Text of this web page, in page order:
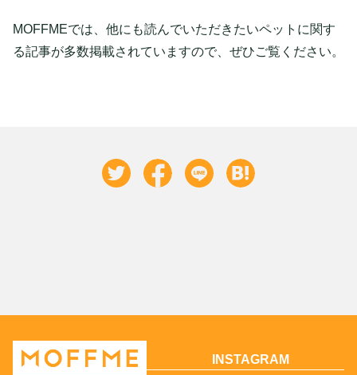
MOFFMEでは、他にも読んでいただきたいペットに関す
る記事が多数掲載されていますので、ぜひご覧ください。
INSTAGRAM